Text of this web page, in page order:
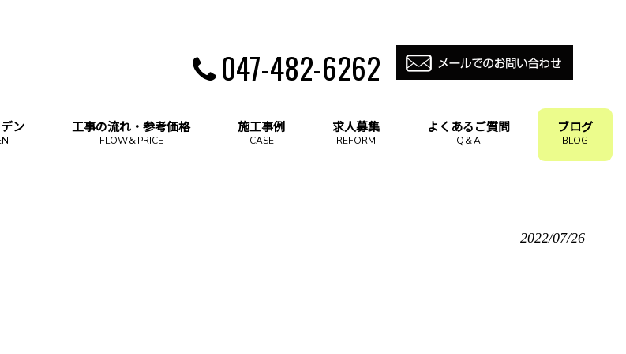
047-482-6262
ン 工事の流れ・参考価格
FLOW＆PRICE
施工事例
CASE
求人募集
REFORM
よくあるご質問
Q＆A
ブログ
BLOG
2022/07/26